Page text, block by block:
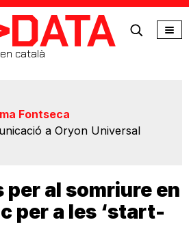
català
Fontseca
a Oryon Universal
per al somriure en
per a les ‘start-